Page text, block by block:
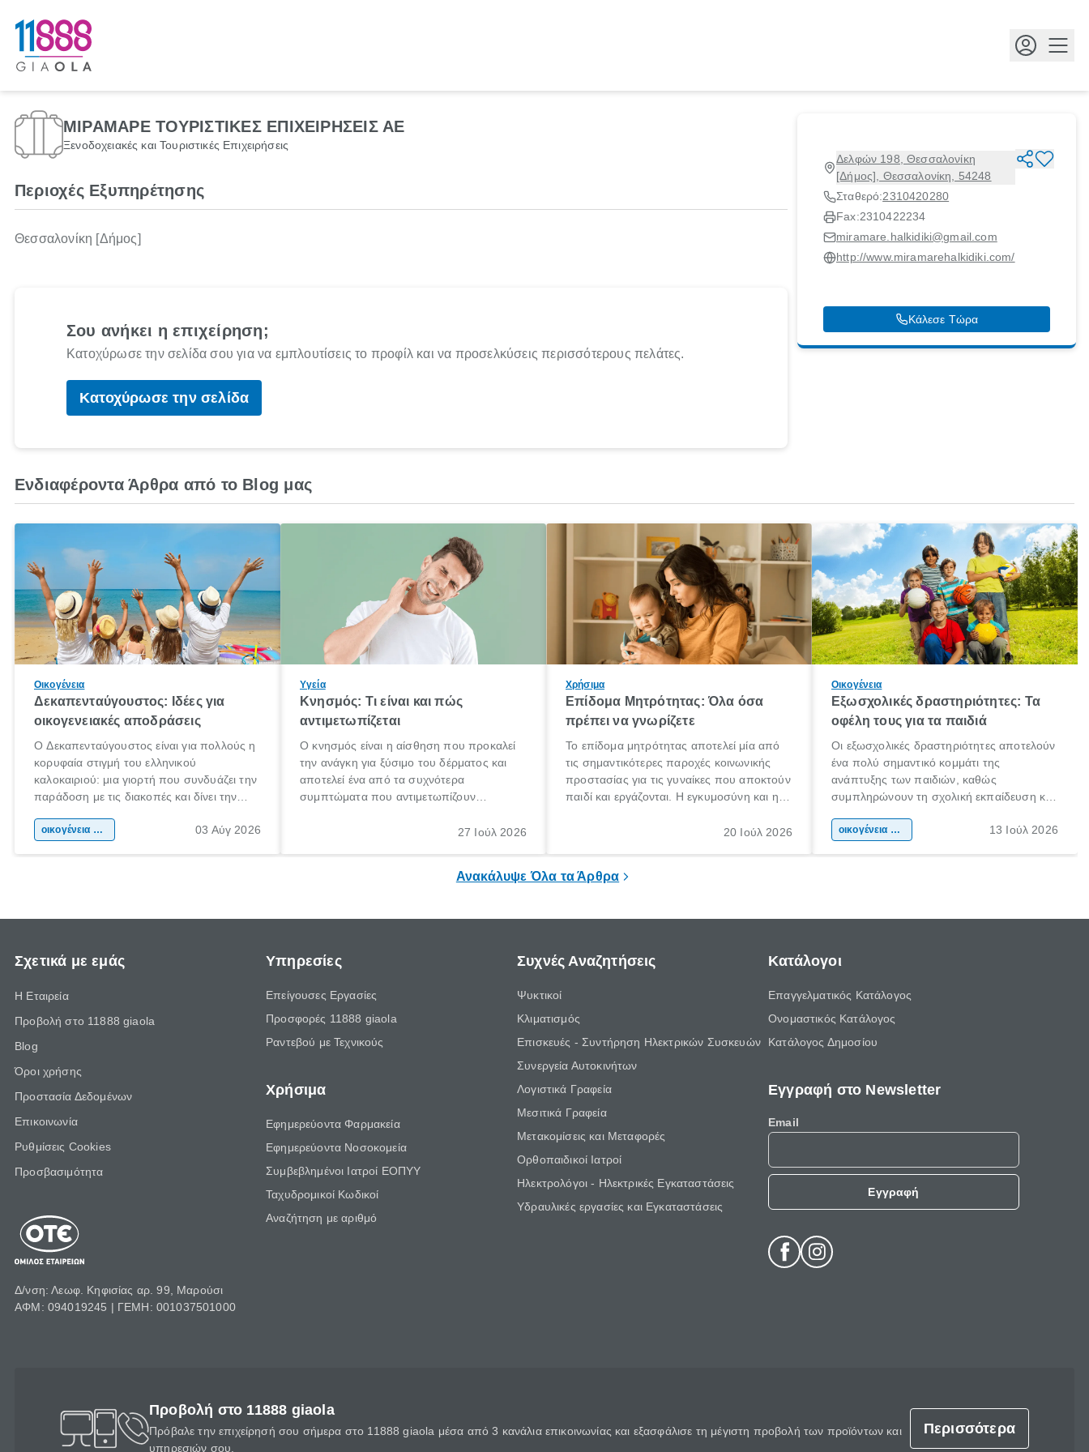
ΜΙΡΑΜΑΡΕ ΤΟΥΡΙΣΤΙΚΕΣ ΕΠΙΧΕΙΡΗΣΕΙΣ ΑΕ
Ξενοδοχειακές και Τουριστικές Επιχειρήσεις
Δελφών 198, Θεσσαλονίκη
[Δήμος], Θεσσαλονίκη, 54248
Σταθερό:2310420280
Fax:2310422234
miramare.halkidiki@gmail.com
http://www.miramarehalkidiki.com/
Κάλεσε Τώρα
Περιοχές Εξυπηρέτησης
Θεσσαλονίκη [Δήμος]
Σου ανήκει η επιχείρηση;
Κατοχύρωσε την σελίδα σου για να εμπλουτίσεις το προφίλ και να προσελκύσεις περισσότερους πελάτες.
Κατοχύρωσε την σελίδα
Ενδιαφέροντα Άρθρα από το Blog μας
Οικογένεια
Δεκαπενταύγουστος: Ιδέες για
οικογενειακές αποδράσεις
Ο Δεκαπενταύγουστος είναι για πολλούς η
κορυφαία στιγμή του ελληνικού
καλοκαιριού: μια γιορτή που συνδυάζει την
παράδοση με τις διακοπές και δίνει την
χώρας. Είτε πρόκειται για λίγες μέρες
οικογένεια & παιδί 03 Αύγ 2026
Υγεία
Κνησμός: Τι είναι και πώς
αντιμετωπίζεται
Ο κνησμός είναι η αίσθηση που προκαλεί
την ανάγκη για ξύσιμο του δέρματος και
αποτελεί ένα από τα συχνότερα
συμπτώματα που αντιμετωπίζουν
πληροφορίες για το «κνησμός τι είναι»,
27 Ιούλ 2026
Χρήσιμα
Επίδομα Μητρότητας: Όλα όσα
πρέπει να γνωρίζετε
Το επίδομα μητρότητας αποτελεί μία από
τις σημαντικότερες παροχές κοινωνικής
προστασίας για τις γυναίκες που αποκτούν
παιδί και εργάζονται. Η εγκυμοσύνη και η
σημαντική περίοδος στη ζωή κάθε20 Ιούλ 2026
Οικογένεια
Εξωσχολικές δραστηριότητες: Τα
οφέλη τους για τα παιδιά
Οι εξωσχολικές δραστηριότητες αποτελούν
ένα πολύ σημαντικό κομμάτι της
ανάπτυξης των παιδιών, καθώς
συμπληρώνουν τη σχολική εκπαίδευση και
της προσωπικότητας, της κοινωνικότητας
οικογένεια & παιδί 13 Ιούλ 2026
Ανακάλυψε Όλα τα Άρθρα
Σχετικά με εμάς
Η Εταιρεία
Προβολή στο 11888 giaola
Blog
Όροι χρήσης
Προστασία Δεδομένων
Επικοινωνία
Ρυθμίσεις Cookies
Προσβασιμότητα
Δ/νση: Λεωφ. Κηφισίας αρ. 99, Μαρούσι
ΑΦΜ: 094019245 | ΓΕΜΗ: 001037501000
Υπηρεσίες
Επείγουσες Εργασίες
Προσφορές 11888 giaola
Ραντεβού με Τεχνικούς
Χρήσιμα
Εφημερεύοντα Φαρμακεία
Εφημερεύοντα Νοσοκομεία
Συμβεβλημένοι Ιατροί ΕΟΠΥΥ
Ταχυδρομικοί Κωδικοί
Αναζήτηση με αριθμό
Συχνές Αναζητήσεις
Ψυκτικοί
Κλιματισμός
Επισκευές - Συντήρηση Ηλεκτρικών Συσκευών
Συνεργεία Αυτοκινήτων
Λογιστικά Γραφεία
Μεσιτικά Γραφεία
Μετακομίσεις και Μεταφορές
Ορθοπαιδικοί Ιατροί
Ηλεκτρολόγοι - Ηλεκτρικές Εγκαταστάσεις
Υδραυλικές εργασίες και Εγκαταστάσεις
Κατάλογοι
Επαγγελματικός Κατάλογος
Ονομαστικός Κατάλογος
Κατάλογος Δημοσίου
Εγγραφή στο Newsletter
Email
Εγγραφή
Προβολή στο 11888 giaola
Πρόβαλε την επιχείρησή σου σήμερα στο 11888 giaola μέσα από 3 κανάλια επικοινωνίας και εξασφάλισε τη μέγιστη προβολή των προϊόντων και
υπηρεσιών σου.
Περισσότερα